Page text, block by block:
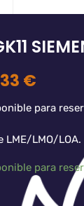
€
para
LME/LMO/LOA.
para